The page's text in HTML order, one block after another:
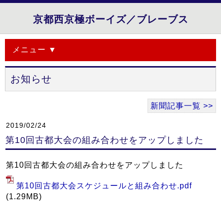
京都西京極ボーイズ／ブレーブス
メニュー ▼
お知らせ
新聞記事一覧 >>
2019/02/24
第10回古都大会の組み合わせをアップしました
第10回古都大会の組み合わせをアップしました
第10回古都大会スケジュールと組み合わせ.pdf
(1.29MB)